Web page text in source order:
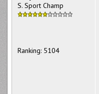
S. Sport Champ
Ranking: 5104